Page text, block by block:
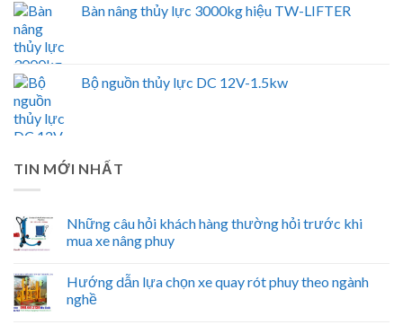
Bàn nâng thủy lực 3000kg hiệu TW-LIFTER
Bộ nguồn thủy lực DC 12V-1.5kw
TIN MỚI NHẤT
Những câu hỏi khách hàng thường hỏi trước khi
mua xe nâng phuy
Hướng dẫn lựa chọn xe quay rót phuy theo ngành
nghề